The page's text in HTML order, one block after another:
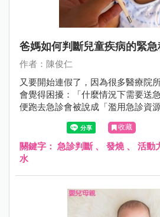
爸媽如何判斷兒童疾病的緊
作者：陳俊仁
又要開始連假了，因為很多醫療院
會覺得困擾：「什麼情況下需要送
便跑去急診會被說成「濫用急診資
怕延誤小孩病情，所以就陷入兩難。
收藏
關鍵字： 急診判斷、 發燒、 活動
水